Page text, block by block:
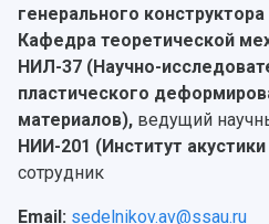
генерального
Кафедра теоретической
НИЛ-37 (Научно-
пластического
материалов), ведущий
НИИ-201 (Институт
сотрудник
Email: sedelnikov.av@ssau.ru